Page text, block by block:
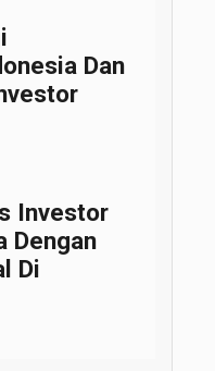
Dan
Investor
Dengan
Di